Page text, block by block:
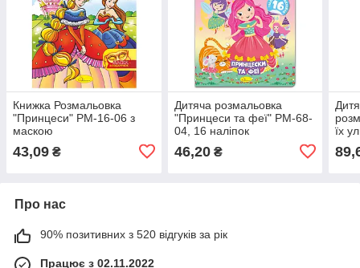
Книжка Розмальовка
"Принцеси" РМ-16-06 з
маскою
43,09 ₴
Дитяча розмальовка
"Принцеси та феї" РМ-68-
04, 16 наліпок
46,20₴
їх
Про нас
90% позитивних з 520 відгуків за рік
Працює з 02.11.2022